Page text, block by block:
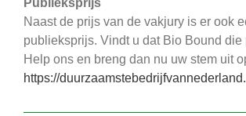
Naast de prijs van de vakjury is er ook
publieksprijs. Vindt u dat Bio Bound die
Help ons en breng dan nu uw stem uit
https://